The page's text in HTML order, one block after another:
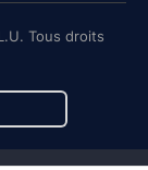
Tous droits